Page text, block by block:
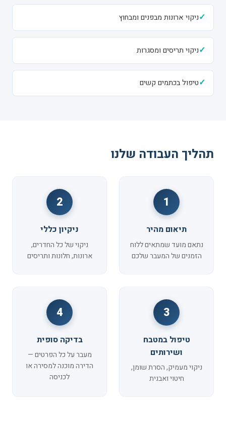
✓ניקוי ארונות מבפנים ומבחוץ
✓ניקוי תריסים ומסגרות
✓טיפול בכתמים קשים
תהליך העבודה שלנו
1
תיאום מהיר
נתאם מועד שמתאים ללוח
הזמנים של המעבר שלכם
2
ניקיון כללי
ניקוי של כל החדרים,
ארונות, חלונות ותריסים
3
טיפול במטבח
ושירותים
ניקוי מעמיק, הסרת שומן,
חיטוי ואבנית
4
בדיקה סופית
מעבר על כל הפרטים —
הדירה מוכנה למסירה או
לכניסה